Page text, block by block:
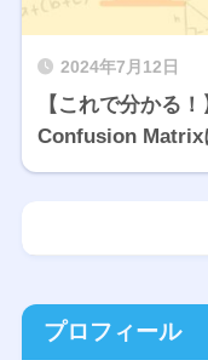
2024年7月12日
【これで分かる
Confusion Matrix
プロフィール